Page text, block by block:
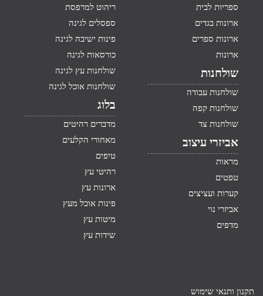
ספריות לבית
ארונות בגדים
ארונות ספרים
ארונות
שולחנות
שולחנות עבודה
שולחנות קפה
שולחנות צד
אביזרי עיצוב
מראות
טפטים
קערות ועציצים
אביזרי נוי
מדפים
ריהוט למרפסת
ספסלים לגינה
פינות ישיבה לגינה
כורסאות לגינה
שולחנות עץ לגינה
שולחנות אוכל לגינה
בלוג
מדברים רהיטים
מאחורי הקלעים
טיפים
רהיטי עץ
ארונות עץ
פינות אוכל מעץ
מיטות עץ
שידות עץ
תקנון ותנאי שימוש